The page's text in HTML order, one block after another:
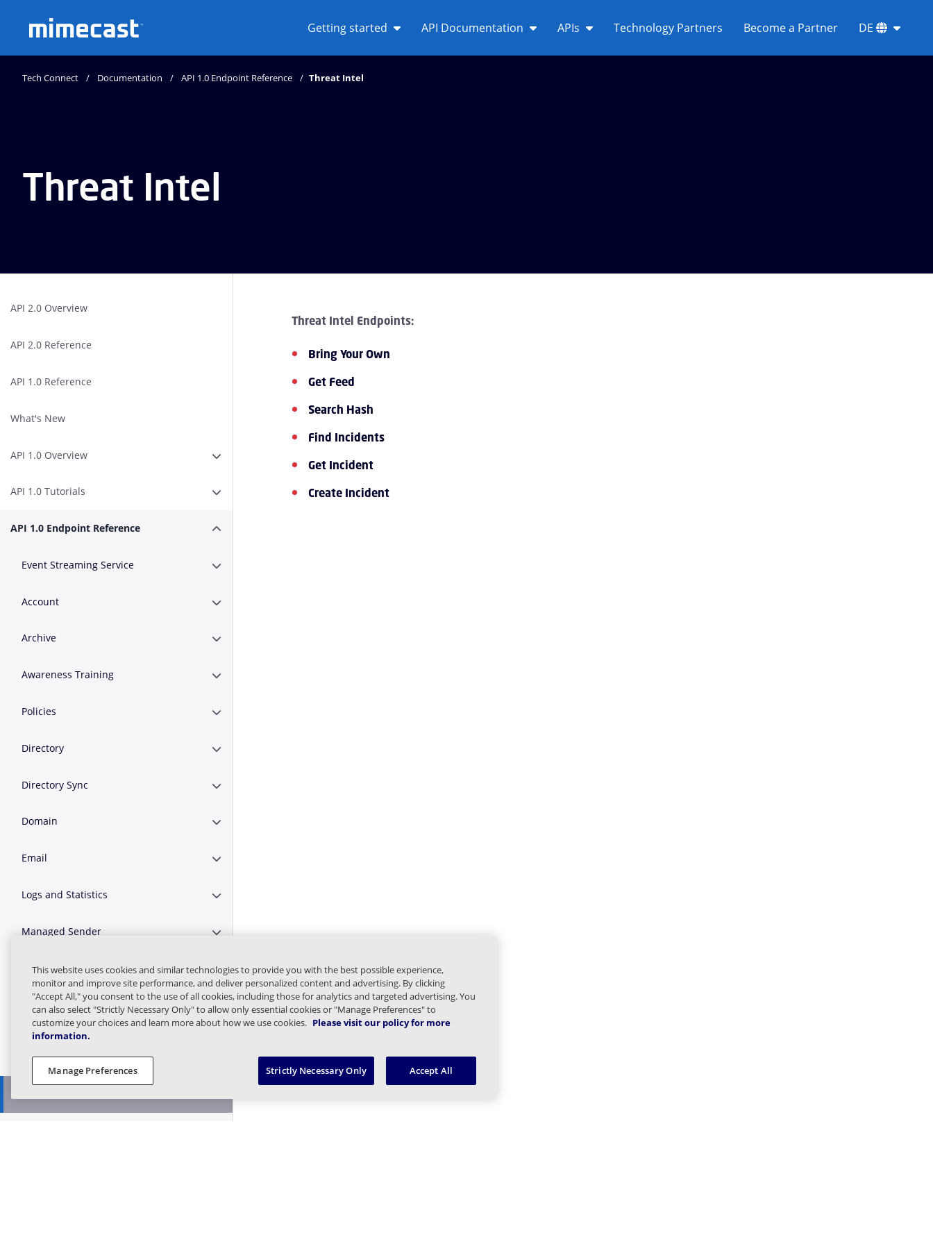
Getting started
API Documentation APIs Technology Partners Become a Partner DE
Tech Connect Documentation API 1.0 Endpoint Reference Threat Intel
Threat Intel
API 2.0 Overview
API 2.0 Reference
API 1.0 Reference
What's New
API 1.0 Overview Erweitern oder Zusammenklappen API 1.0 Overview Kinder
API 1.0 Tutorials Erweitern oder Zusammenklappen API 1.0 Tutorials Kinder
API 1.0 Endpoint Reference Erweitern oder Zusammenklappen API 1.0 Endpoint Reference Kinder
Event Streaming Service Erweitern oder Zusammenklappen Event Streaming Service Kinder
Account Erweitern oder Zusammenklappen Account Kinder
Archive Erweitern oder Zusammenklappen Archive Kinder
Awareness Training Erweitern oder Zusammenklappen Awareness Training Kinder
Policies Erweitern oder Zusammenklappen Policies Kinder
Directory Erweitern oder Zusammenklappen Directory Kinder
Directory Sync Erweitern oder Zusammenklappen Directory Sync Kinder
Domain Erweitern oder Zusammenklappen Domain Kinder
Email Erweitern oder Zusammenklappen Email Kinder
Logs and Statistics Erweitern oder Zusammenklappen Logs and Statistics Kinder
Managed Sender Erweitern oder Zusammenklappen Managed Sender Kinder
Message Finder (formerly Tracking) Erweitern oder Zusammenklappen Message Finder (formerly Tracking) Kinder
Message Queues Erweitern oder Zusammenklappen Message Queues Kinder
Targeted Threat Protection URL
Protect
Erweitern oder Zusammenklappen Threat Intel Kinder
Threat Intel Endpoints:
Bring Your Own
Get Feed
Search Hash
Find Incidents
Get Incident
Create Incident
This website uses cookies and similar technologies to provide you with the best possible experience,
monitor and improve site performance, and deliver personalized content and advertising. By clicking
"Accept All," you consent to the use of all cookies, including those for analytics and targeted advertising. You
can also select "Strictly Necessary Only" to allow only essential cookies or "Manage Preferences" to
customize your choices and learn more about how we use cookies. Please visit our policy for more
information.
Manage Preferences Strictly Necessary Only Accept All